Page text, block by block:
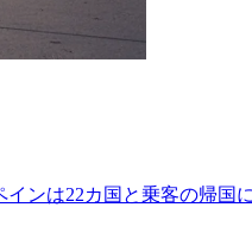
ンは22カ国と乗客の帰